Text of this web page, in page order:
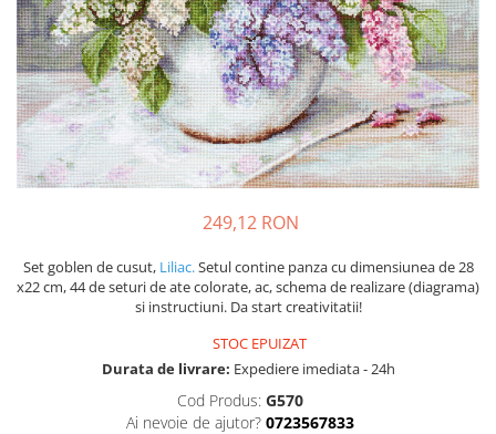
249,12 RON
Set goblen de cusut, Liliac.Setul contine panza cu dimensiunea de 28
x22 cm, 44 de seturi de ate colorate, ac, schema de realizare (diagrama)
si instructiuni. Da start creativitatii!
STOC EPUIZAT
Durata de livrare: Expediere imediata - 24h
Cod Produs: G570
Ai nevoie de ajutor? 0723567833